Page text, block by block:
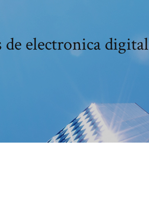
electronica digital